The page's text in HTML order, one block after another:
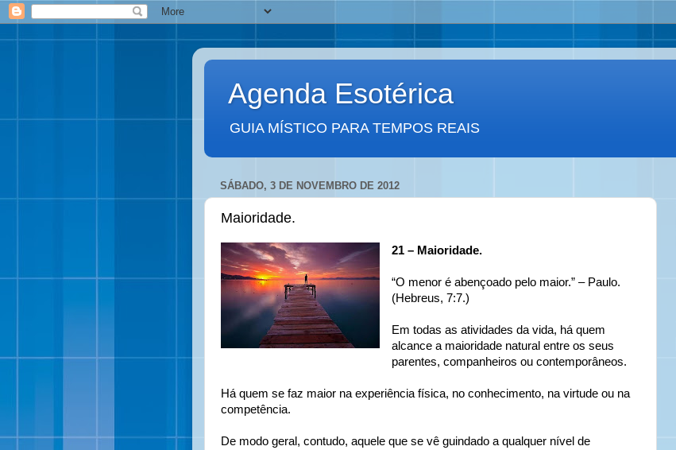
Agenda Esotérica
GUIA MÍSTICO PARA TEMPOS REAIS
SÁBADO, 3 DE NOVEMBRO DE 2012
Maioridade.
21 – Maioridade.
“O menor é abençoado pelo maior.” – Paulo.
(Hebreus, 7:7.)
Em todas as atividades da vida, há quem
alcance a maioridade natural entre os seus
parentes, companheiros ou contemporâneos.
Há quem se faz maior na experiência física, no conhecimento, na virtude ou na
competência.
De modo geral, contudo, aquele que se vê guindado a qualquer nível de